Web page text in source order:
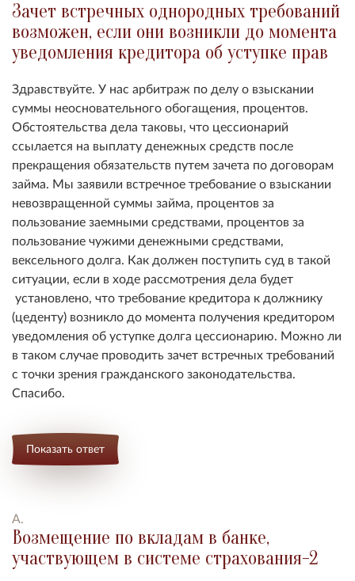
Зачет встречных однородных требований
возможен, если они возникли до момента
уведомления кредитора об уступке прав
Здравствуйте. У нас арбитраж по делу о взыскании
суммы неосновательного обогащения, процентов.
Обстоятельства дела таковы, что цессионарий
ссылается на выплату денежных средств после
прекращения обязательств путем зачета по договорам
займа. Мы заявили встречное требование о взыскании
невозвращенной суммы займа, процентов за
пользование заемными средствами, процентов за
пользование чужими денежными средствами,
вексельного долга. Как должен поступить суд в такой
ситуации, если в ходе рассмотрения дела будет
установлено, что требование кредитора к должнику
(цеденту) возникло до момента получения кредитором
уведомления об уступке долга цессионарию. Можно ли
в таком случае проводить зачет встречных требований
с точки зрения гражданского законодательства.
Спасибо.
Показать ответ
А.
Возмещение по вкладам в банке,
участвующем в системе страхования-2